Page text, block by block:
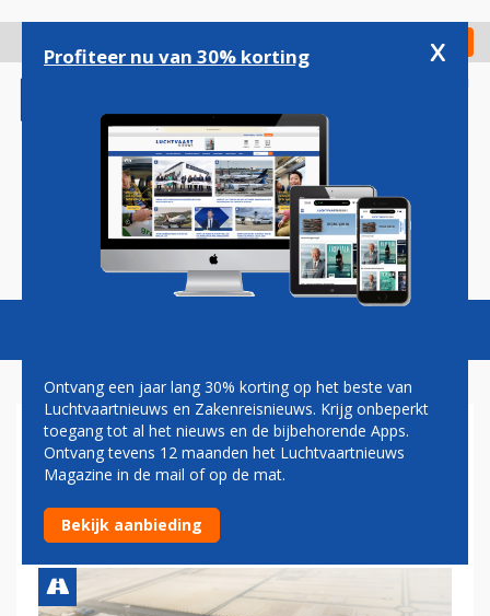
gaan
Check in
Magazine Podcasts Vacatures
EMIRATES BOUWT MEGA-
HANGAAR: GOED VOOR 28
WIDEBODY-TOESTELLEN
Profiteer nu van 30% korting x
Ontvang een jaar lang 30% korting op het beste van
Luchtvaartnieuws en Zakenreisnieuws. Krijg onbeperkt
toegang tot al het nieuws en de bijbehorende Apps.
Ontvang tevens 12 maanden het Luchtvaartnieuws
Magazine in de mail of op de mat.
Bekijk aanbieding